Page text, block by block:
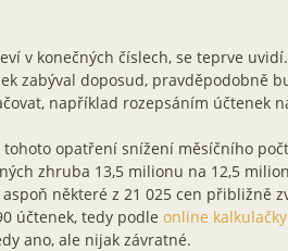
v konečných číslech, se teprve
zabýval doposud, pravděpodobně
například rozepsáním účtenek
opatření snížení měsíčního
zhruba 13,5 milionu na 12,5
některé z 21 025 cen přibližně
účtenek, tedy podle online
ano, ale nijak závratné.